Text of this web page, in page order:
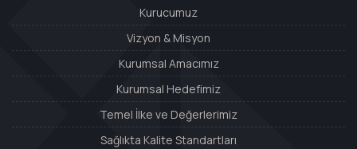
Kurucumuz
Vizyon & Misyon
Kurumsal Amacımız
Kurumsal Hedefimiz
Temel İlke ve Değerlerimiz
Sağlıkta Kalite Standartları